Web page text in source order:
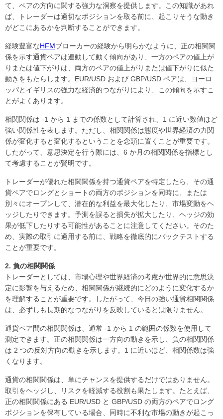
て、ペアの方向に関する強力な洞察を提供します。この知識があれ
ば、トレーダーは適切なポジションを取る前に、起こりそうな動き
がどこにあるかを判断することができます。
経験豊富なHFMブローカーの経験から明らかなように、正の相関関
係を示す通貨ペアは連動して動く傾向があり、一方のペアの値上が
りまたは値下がりは、両方のペアの値上がりまたは値下がりに似た
動きをもたらします。EUR/USD および GBP/USD ペアは、ヨーロ
ッパとイギリスの強力な経済的つながりにより、この傾向を示すこ
とがよくあります。
相関関係は -1 から 1 までの係数として計算され、1 に近い数値ほど
強い関係性を表します。ただし、相関関係は態度や世界経済の力関
係が変化すると変化するということを念頭に置くことが重要です。
したがって、意思決定を行う際には、6 か月の相関関係を指標とし
て考慮することが賢明です。
トレーダーが優れた相関関係を持つ通貨ペアを特定したら、その通
貨ペアでロングとショートの両方のポジションを同時に、または
別々にオープンして、潜在的な利益を最大化したり、市場変動をヘ
ッジしたりできます。予測を誤ると損失が拡大したり、ヘッジの効
果が低下したりする可能性があることに注意してください。そのた
め、実際の取引に適用する前に、戦略を徹底的にバックテストする
ことが重要です。
2. 負の相関関係
トレーダーとしては、市場心理や世界経済の考慮が世界的に意思決
定に影響を与えるため、相関関係が継続的にどのように変化するか
を理解することが重要です。したがって、今日の強い通貨相関関係
は、必ずしも長期的なつながりを反映しているとは限りません。
通貨ペア間の相関関係は、通常 -1 から 1 の範囲の係数を使用して
測定できます。正の相関関係は一方向の動きを示し、負の相関関係
は 2 つの反対方向の動きを示します。1 に近いほど、相関係数は強
くなります。
通貨の相関関係は、単にチャンスを提供するだけではありません。
取引をヘッジし、リスクを軽減する役割も果たします。たとえば、
正の相関関係にある EUR/USD と GBP/USD の両方のペアでロング
ポジションを保有している場合、同時に不利な市場の動きが起こっ